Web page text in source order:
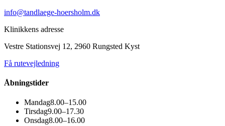
info@tandlaege-hoersholm.dk
Klinikkens adresse
Vestre Stationsvej 12, 2960 Rungsted Kyst
Få rutevejledning
Åbningstider
Mandag8.00–15.00
Tirsdag9.00–17.30
Onsdag8.00–16.00